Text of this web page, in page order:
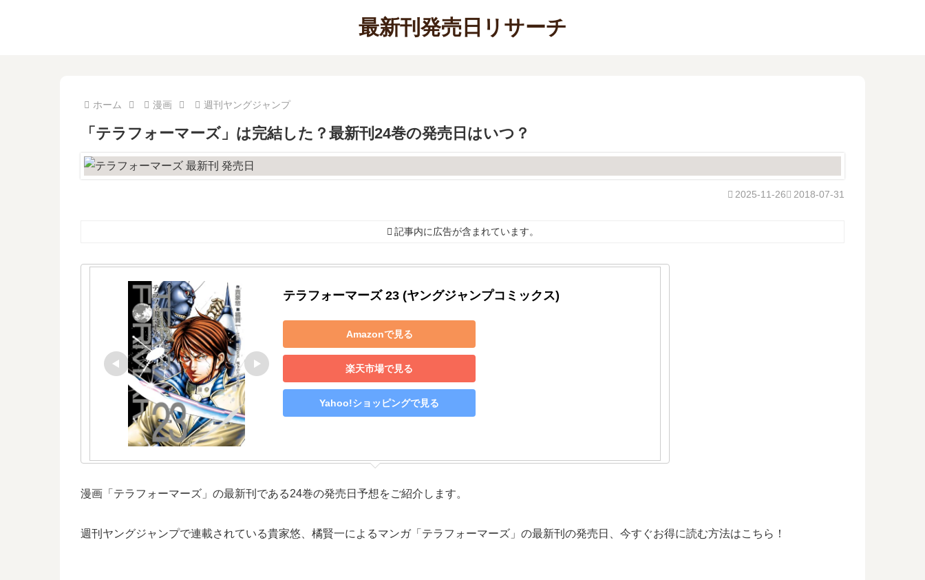
最新刊発売日リサーチ
ホーム 漫画 週刊ヤングジャンプ
「テラフォーマーズ」は完結した？最新刊24巻の発売日はいつ？
2018-07-31
2025-11-26
記事内に広告が含まれています。
テラフォーマーズ 23 (ヤングジャンプコミックス)
Amazonで見る
楽天市場で見る
Yahoo!ショッピングで見る
漫画「テラフォーマーズ」の最新刊である24巻の発売日予想をご紹介します。
週刊ヤングジャンプで連載されている貴家悠、橘賢一によるマンガ「テラフォーマーズ」の最新刊の発売日、今すぐお得に読む方法はこちら！